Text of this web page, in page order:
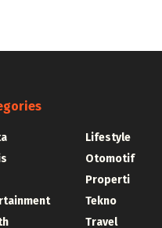
Lifestyle
Otomotif
Properti
Tekno
Travel